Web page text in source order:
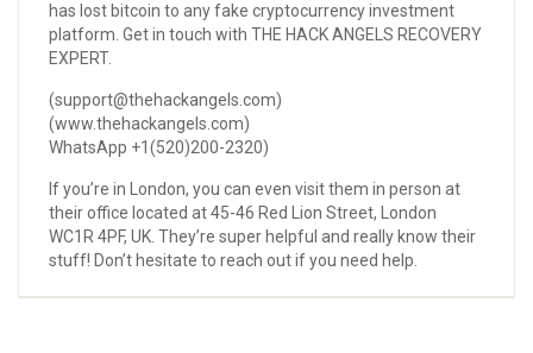
has lost bitcoin to any fake cryptocurrency investment
platform. Get in touch with THE HACK ANGELS RECOVERY
EXPERT.
(support@thehackangels.com)
(www.thehackangels.com)
WhatsApp +1(520)200-2320)
If you’re in London, you can even visit them in person at
their office located at 45-46 Red Lion Street, London
WC1R 4PF, UK. They’re super helpful and really know their
stuff! Don’t hesitate to reach out if you need help.